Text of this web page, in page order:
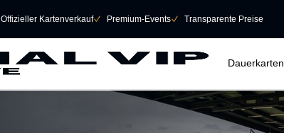
Offizieller Kartenverkauf􀆅 Premium-Events􀆅 Transparente Preise
Dauerkarten